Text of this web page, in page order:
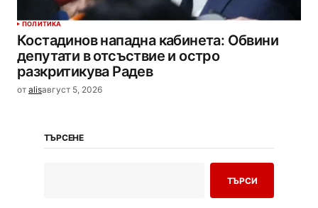
ПОЛИТИКА
Костадинов нападна кабинета: Обвини
депутати в отсъствие и остро
разкритикува Радев
от alisавгуст 5, 2026
ТЪРСЕНЕ
ТЪРСИ